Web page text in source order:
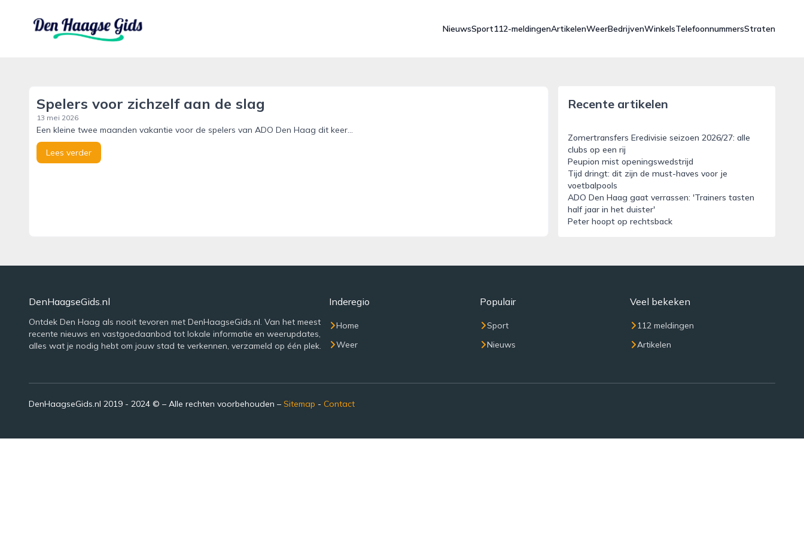
denhaagsegids.nl
NieuwsSport112-meldingenArtikelenWeerBedrijvenWinkelsTelefoonnummersStraten
Spelers voor zichzelf aan de slag
13 mei 2026
Een kleine twee maanden vakantie voor de spelers van ADO Den Haag dit keer...
Lees verder
Recente artikelen
Zomertransfers Eredivisie seizoen 2026/27: alle
clubs op een rij
Peupion mist openingswedstrijd
Tijd dringt: dit zijn de must-haves voor je
voetbalpools
ADO Den Haag gaat verrassen: 'Trainers tasten
half jaar in het duister'
Peter hoopt op rechtsback
DenHaagseGids.nl
Ontdek Den Haag als nooit tevoren met DenHaagseGids.nl. Van het meest
recente nieuws en vastgoedaanbod tot lokale informatie en weerupdates,
alles wat je nodig hebt om jouw stad te verkennen, verzameld op één plek.
Inderegio
Home
Weer
Populair
Sport
Nieuws
Veel bekeken
112 meldingen
Artikelen
DenHaagseGids.nl 2019 - 2024 © – Alle rechten voorbehouden – Sitemap - Contact